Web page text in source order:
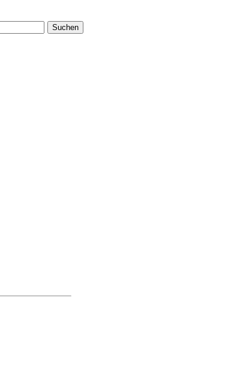
Suchen